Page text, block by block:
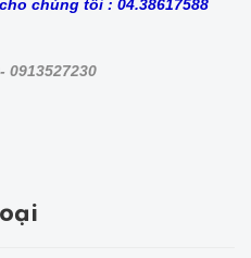
chúng tôi : 04.38617588
0913527230